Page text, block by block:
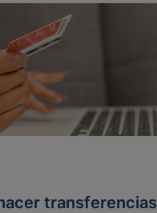
transferencias